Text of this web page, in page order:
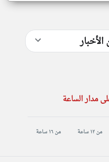
مدار الساعة
من ١٢ ساعة من ١٦ ساعة